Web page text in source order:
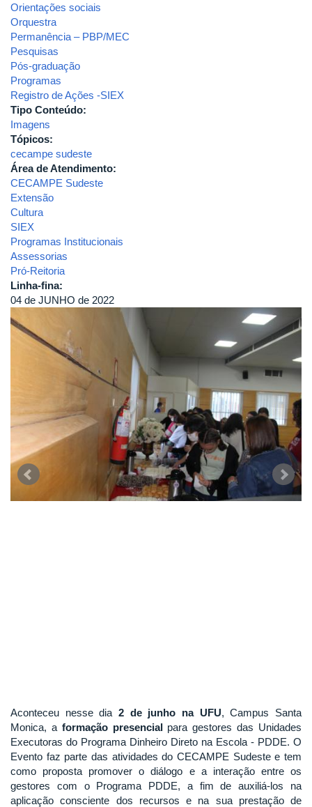
Orientações sociais
Orquestra
Permanência – PBP/MEC
Pesquisas
Pós-graduação
Programas
Registro de Ações -SIEX
Tipo Conteúdo:
Imagens
Tópicos:
cecampe sudeste
Área de Atendimento:
CECAMPE Sudeste
Extensão
Cultura
SIEX
Programas Institucionais
Assessorias
Pró-Reitoria
Linha-fina:
04 de JUNHO de 2022
Aconteceu nesse dia 2 de junho na UFU, Campus Santa
Monica, a formação presencial para gestores das Unidades
Executoras do Programa Dinheiro Direto na Escola - PDDE. O
Evento faz parte das atividades do CECAMPE Sudeste e tem
como proposta promover o diálogo e a interação entre os
gestores com o Programa PDDE, a fim de auxiliá-los na
aplicação consciente dos recursos e na sua prestação de